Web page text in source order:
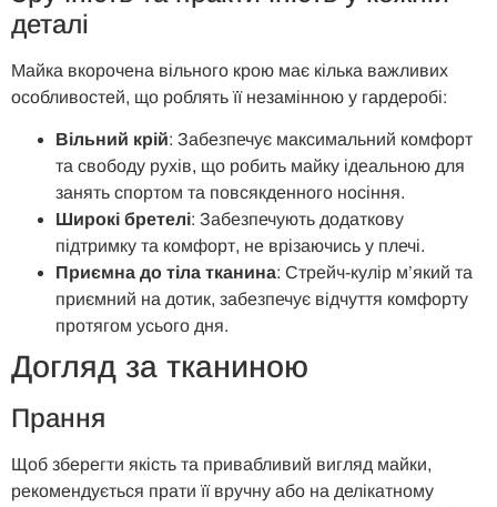
деталі
Майка вкорочена вільного крою має кілька важливих
особливостей, що роблять її незамінною у гардеробі:
Вільний крій: Забезпечує максимальний комфорт
та свободу рухів, що робить майку ідеальною для
занять спортом та повсякденного носіння.
Широкі бретелі: Забезпечують додаткову
підтримку та комфорт, не врізаючись у плечі.
Приємна до тіла тканина: Стрейч-кулір м’який та
приємний на дотик, забезпечує відчуття комфорту
протягом усього дня.
Догляд за тканиною
Прання
Щоб зберегти якість та привабливий вигляд майки,
рекомендується прати її вручну або на делікатному